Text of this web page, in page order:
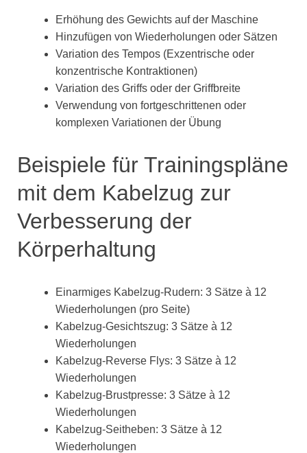
Erhöhung des Gewichts auf der Maschine
Hinzufügen von Wiederholungen oder Sätzen
Variation des Tempos (Exzentrische oder
konzentrische Kontraktionen)
Variation des Griffs oder der Griffbreite
Verwendung von fortgeschrittenen oder
komplexen Variationen der Übung
Beispiele für Trainingspläne
mit dem Kabelzug zur
Verbesserung der
Körperhaltung
Einarmiges Kabelzug-Rudern: 3 Sätze à 12
Wiederholungen (pro Seite)
Kabelzug-Gesichtszug: 3 Sätze à 12
Wiederholungen
Kabelzug-Reverse Flys: 3 Sätze à 12
Wiederholungen
Kabelzug-Brustpresse: 3 Sätze à 12
Wiederholungen
Kabelzug-Seitheben: 3 Sätze à 12
Wiederholungen